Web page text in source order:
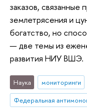
заказов,
землетрясения и
богатство, но
— две темы из
развития НИУ ВШЭ.
Наука мониторинги
Федеральная